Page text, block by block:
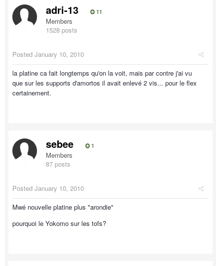
adri-13 11
Members
1528 posts
Posted January 10, 2010
la platine ca fait longtemps qu'on la voit, mais par contre j'ai vu
que sur les supports d'amortos il avait enlevé 2 vis... pour le flex
certainement.
sebee 1
Members
87 posts
Posted January 10, 2010
Mwé nouvelle platine plus "arondie"
pourquoi le Yokomo sur les tofs?